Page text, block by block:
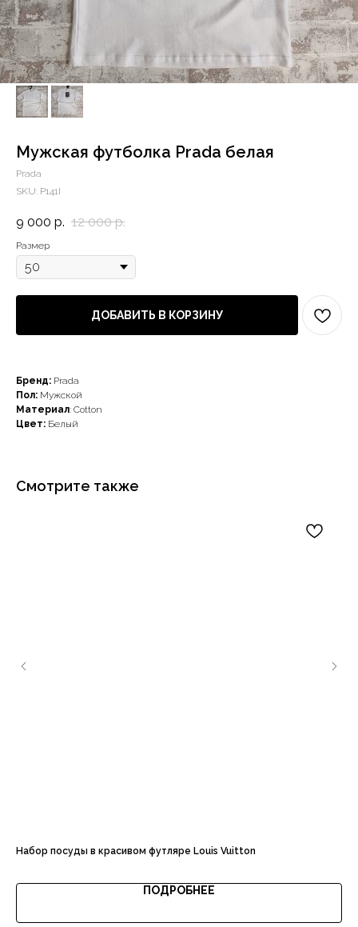
Мужская футболка Prada белая
Prada
SKU: P141I
9 000 р. 12 000 р.
Размер
ДОБАВИТЬ В КОРЗИНУ
Бренд: Prada
Пол: Мужской
Материал: Cotton
Цвет: Белый
Смотрите также
Набор посуды в красивом футляре Louis Vuitton
ПОДРОБНЕЕ
Выгодная цена